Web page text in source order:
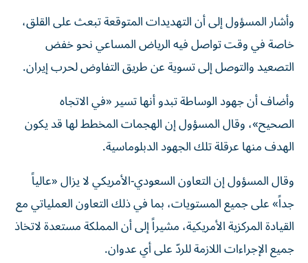
وأشار المسؤول إلى أن التهديدات المتوقعة تبعث على القلق،
خاصة في وقت تواصل فيه الرياض المساعي نحو خفض
التصعيد والتوصل إلى تسوية عن طريق التفاوض لحرب إيران.
وأضاف أن جهود الوساطة تبدو أنها تسير «في الاتجاه
الصحيح»، وقال المسؤول إن الهجمات المخطط لها قد يكون
الهدف منها عرقلة تلك الجهود ‌الدبلوماسية.
وقال المسؤول إن التعاون السعودي-الأمريكي لا يزال «عالياً
جداً» على جميع المستويات، بما في ذلك التعاون العملياتي مع
القيادة المركزية الأمريكية، مشيراً إلى أن المملكة مستعدة لاتخاذ
جميع الإجراءات اللازمة ‌للردّ على أي عدوان.